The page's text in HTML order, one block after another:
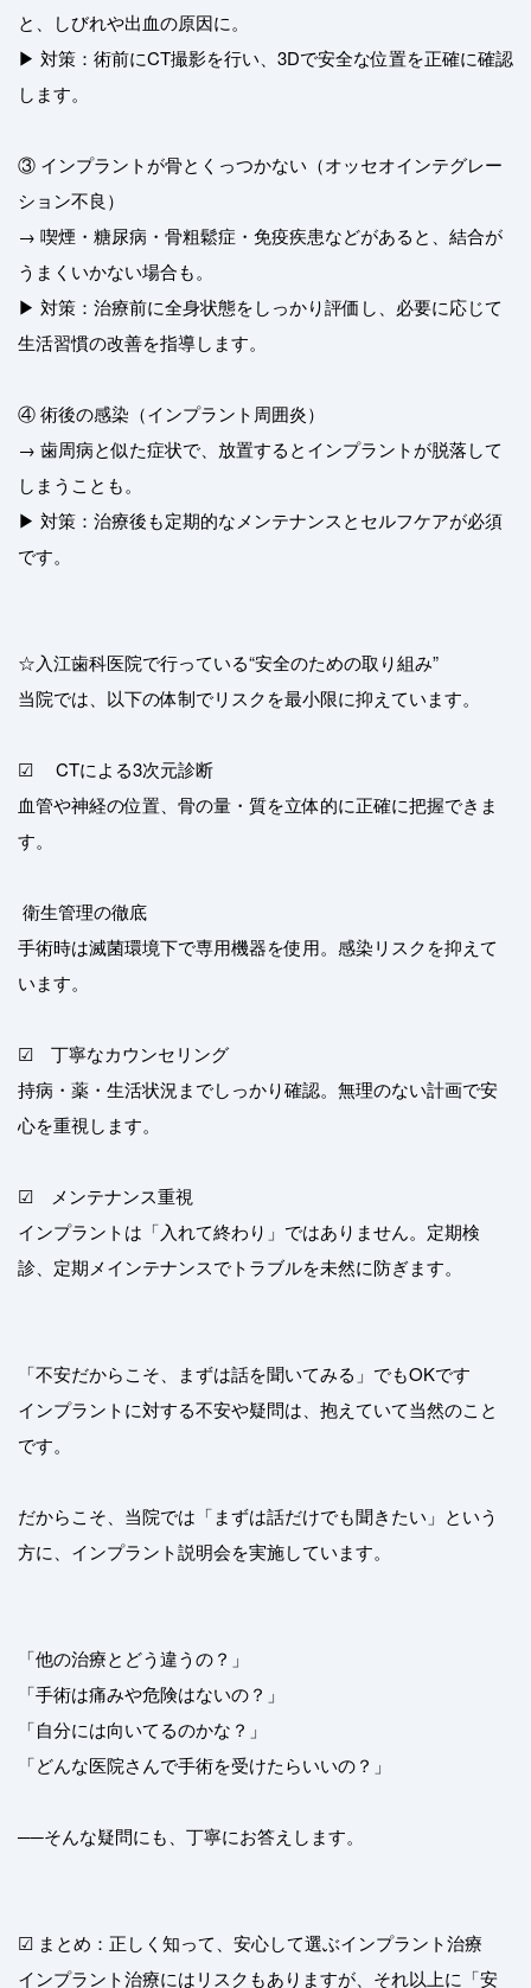
と、しびれや出血の原因に。
▶ 対策：術前にCT撮影を行い、3Dで安全な位置を正確に確認
します。
③ インプラントが骨とくっつかない（オッセオインテグレー
ション不良）
→ 喫煙・糖尿病・骨粗鬆症・免疫疾患などがあると、結合が
うまくいかない場合も。
▶ 対策：治療前に全身状態をしっかり評価し、必要に応じて
生活習慣の改善を指導します。
④ 術後の感染（インプラント周囲炎）
→ 歯周病と似た症状で、放置するとインプラントが脱落して
しまうことも。
▶ 対策：治療後も定期的なメンテナンスとセルフケアが必須
です。
☆入江歯科医院で行っている“安全のための取り組み”
当院では、以下の体制でリスクを最小限に抑えています。
☑ CTによる3次元診断
血管や神経の位置、骨の量・質を立体的に正確に把握できま
す。
衛生管理の徹底
手術時は滅菌環境下で専用機器を使用。感染リスクを抑えて
います。
☑ 丁寧なカウンセリング
持病・薬・生活状況までしっかり確認。無理のない計画で安
心を重視します。
☑ メンテナンス重視
インプラントは「入れて終わり」ではありません。定期検
診、定期メインテナンスでトラブルを未然に防ぎます。
「不安だからこそ、まずは話を聞いてみる」でもOKです
インプラントに対する不安や疑問は、抱えていて当然のこと
です。
だからこそ、当院では「まずは話だけでも聞きたい」という
方に、インプラント説明会を実施しています。
「他の治療とどう違うの？」
「手術は痛みや危険はないの？」
「自分には向いてるのかな？」
「どんな医院さんで手術を受けたらいいの？」
──そんな疑問にも、丁寧にお答えします。
☑ まとめ：正しく知って、安心して選ぶインプラント治療
インプラント治療にはリスクもありますが、それ以上に「安